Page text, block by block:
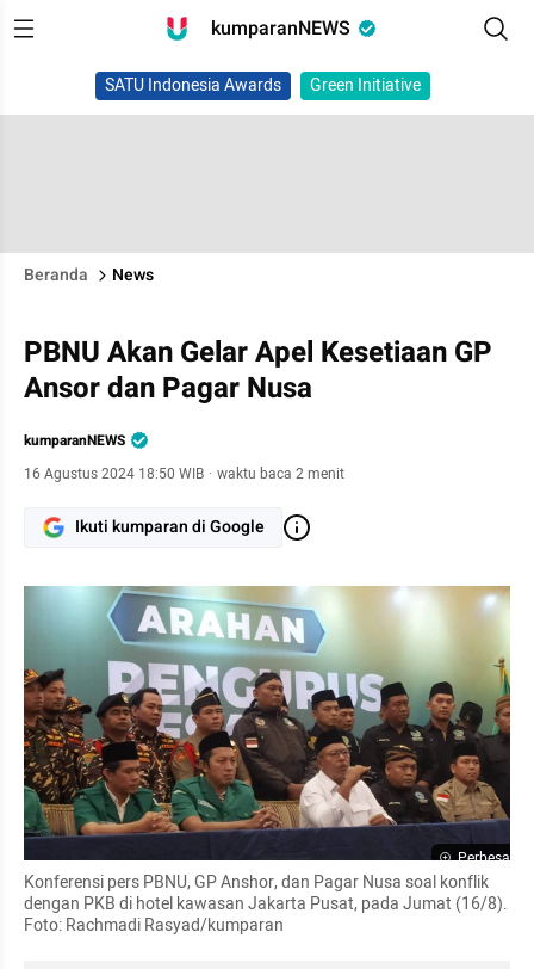
kumparanNEWS
SATU Indonesia Awards Green Initiative
Beranda News
PBNU Akan Gelar Apel Kesetiaan GP
Ansor dan Pagar Nusa
kumparanNEWS
16 Agustus 2024 18:50 WIB · waktu baca 2 menit
Ikuti kumparan di Google
Perbesar
Konferensi pers PBNU, GP Anshor, dan Pagar Nusa soal konflik
dengan PKB di hotel kawasan Jakarta Pusat, pada Jumat (16/8).
Foto: Rachmadi Rasyad/kumparan